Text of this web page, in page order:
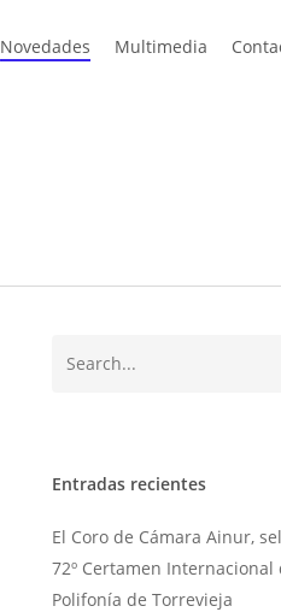
Novedades Multimedia
Entradas recientes
El Coro de Cámara Ainur,
72º Certamen Internacional
Polifonía de Torrevieja